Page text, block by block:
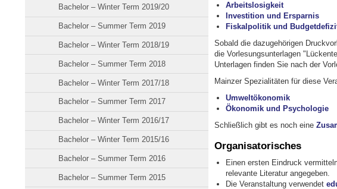
Bachelor – Winter Term 2019/20
Bachelor – Summer Term 2019
Bachelor – Winter Term 2018/19
Bachelor – Summer Term 2018
Bachelor – Winter Term 2017/18
Bachelor – Summer Term 2017
Bachelor – Winter Term 2016/17
Bachelor – Winter Term 2015/16
Bachelor – Summer Term 2016
Bachelor – Summer Term 2015
Arbeitslosigkeit
Investition und Ersparnis
Fiskalpolitik und
Sobald die dazugehörigen
die Vorlesungsunterlagen
Unterlagen finden Sie nach der
Mainzer Spezialitäten für diese
Umweltökonomik
Ökonomik und Psychologie
Schließlich gibt es noch eine
Organisatorisches
Einen ersten Eindruck
relevante Literatur angegeben.
Die Veranstaltung verwendet